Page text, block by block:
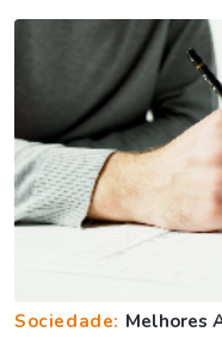
Sociedade: Melhores